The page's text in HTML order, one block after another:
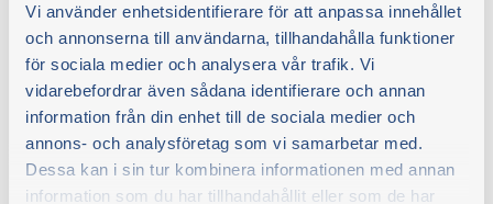
Vi använder enhetsidentifierare för att anpassa innehållet
och annonserna till användarna, tillhandahålla funktioner
för sociala medier och analysera vår trafik. Vi
vidarebefordrar även sådana identifierare och annan
information från din enhet till de sociala medier och
annons- och analysföretag som vi samarbetar med.
Dessa kan i sin tur kombinera informationen med annan
information som du har tillhandahållit eller som de har
Backspegel 256x158 mm
Artikelnr:47313
Backspegel oval. Glas med radie 2000 mm
(nästan plant).